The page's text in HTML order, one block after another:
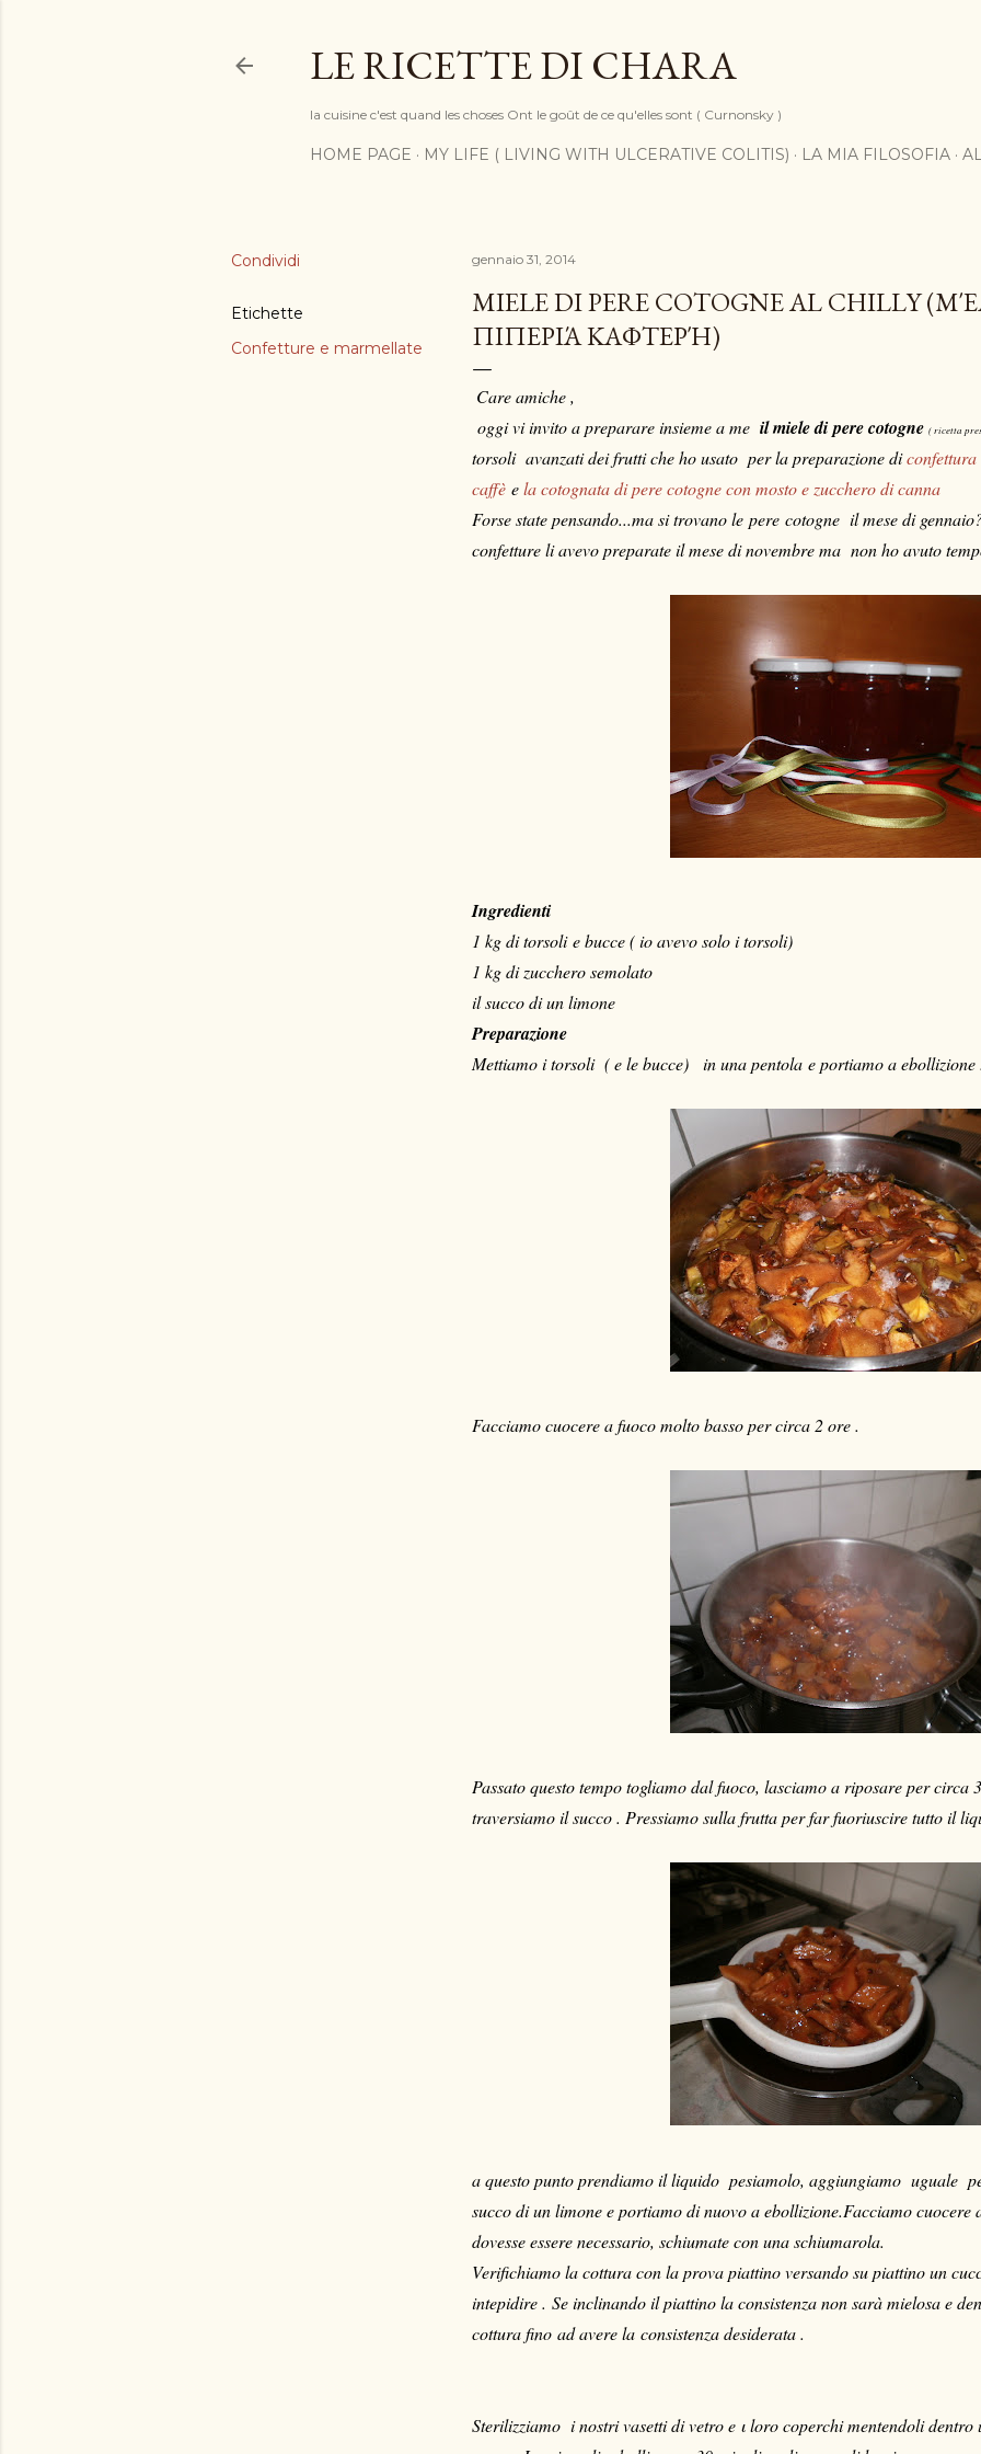
LE RICETTE DI CHARA
la cuisine c'est quand les choses Ont le goût de ce qu'elles sont ( Curnonsky )
HOME PAGE MY LIFE ( LIVING WITH ULCERATIVE COLITIS) LA MIA FILOSOFIA
Condividi
Etichette
Confetture e marmellate
gennaio 31, 2014
MIELE DI PERE COTOGNE AL CHILLY
ΠΙΠΕΡΙΆ ΚΑΦΤΕΡΉ)
Care amiche ,
oggi vi invito a preparare insieme a me il miele di pere cotogne ( ricetta
torsoli avanzati dei frutti che ho usato per la preparazione di
caffè ela cotognata di pere cotogne con mosto e zucchero di canna
Forse state pensando...ma si trovano le pere cotogne il mese di
confetture li avevo preparate il mese di novembre ma non ho avuto
Ingredienti
1 kg di torsoli e bucce ( io avevo solo i torsoli)
1 kg di zucchero semolato
il succo di un limone
Preparazione
Mettiamo i torsoli ( e le bucce) in una pentola e portiamo a ebollizione
Facciamo cuocere a fuoco molto basso per circa 2 ore .
Passato questo tempo togliamo dal fuoco, lasciamo a riposare per
traversiamo il succo . Pressiamo sulla frutta per far fuoriuscire tutto il
a questo punto prendiamo il liquido pesiamolo, aggiungiamo uguale
succo di un limone e portiamo di nuovo a ebollizione.Facciamo cuocere
dovesse essere necessario, schiumate con una schiumarola.
Verifichiamo la cottura con la prova piattino versando su piattino un
intepidire . Se inclinando il piattino la consistenza non sarà mielosa e
cottura fino ad avere la consistenza desiderata .
Sterilizziamo i nostri vasetti di vetro e ι loro coperchi mentendoli dentro